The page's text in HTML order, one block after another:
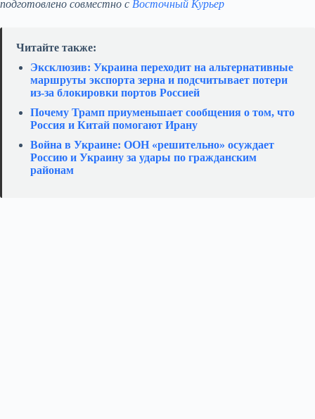
подготовлено совместно с Восточный Курьер
Читайте также:
Эксклюзив: Украина переходит на альтернативные
маршруты экспорта зерна и подсчитывает потери
из‑за блокировки портов Россией
Почему Трамп приуменьшает сообщения о том, что
Россия и Китай помогают Ирану
Война в Украине: ООН «решительно» осуждает
Россию и Украину за удары по гражданским
районам